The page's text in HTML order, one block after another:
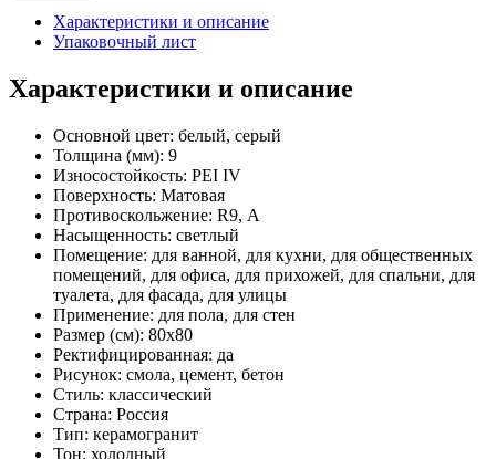
Характеристики и описание
Упаковочный лист
Характеристики и описание
Основной цвет: белый, серый
Толщина (мм): 9
Износостойкость: PEI IV
Поверхность: Матовая
Противоскольжение: R9, А
Насыщенность: светлый
Помещение: для ванной, для кухни, для общественных
помещений, для офиса, для прихожей, для спальни, для
туалета, для фасада, для улицы
Применение: для пола, для стен
Размер (см): 80x80
Ректифицированная: да
Рисунок: смола, цемент, бетон
Стиль: классический
Страна: Россия
Тип: керамогранит
Тон: холодный